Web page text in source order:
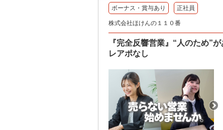
ボーナス・賞与あり 正社員
株式会社ほけんの１１０番
『完全反響営業』“人のため”
レアポなし